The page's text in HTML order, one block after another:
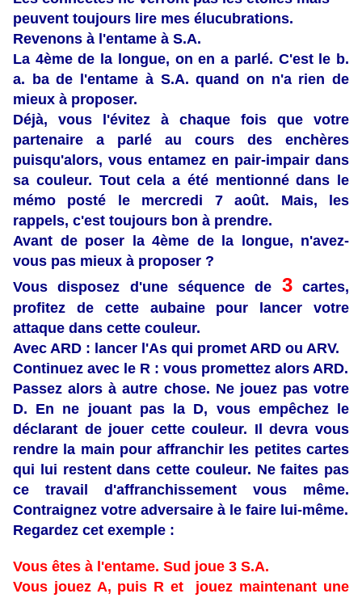
peuvent toujours lire mes élucubrations.
Revenons à l'entame à S.A.
La 4ème de la longue, on en a parlé. C'est le b.
a. ba de l'entame à S.A. quand on n'a rien de
mieux à proposer.
Déjà, vous l'évitez à chaque fois que votre
partenaire a parlé au cours des enchères
puisqu'alors, vous entamez en pair-impair dans
sa couleur. Tout cela a été mentionné dans le
mémo posté le mercredi 7 août. Mais, les
rappels, c'est toujours bon à prendre.
Avant de poser la 4ème de la longue, n'avez-
vous pas mieux à proposer ?
Vous disposez d'une séquence de 3cartes,
profitez de cette aubaine pour
lancer votre
attaque dans cette couleur.
Avec ARD : lancer l'As qui promet ARD ou ARV.
Continuez avec le R : vous promettez alors ARD.
Passez alors à autre chose. Ne jouez pas votre
D. En ne jouant pas la D, vous empêchez le
déclarant de jouer cette couleur. Il devra vous
rendre la main pour affranchir les petites cartes
qui lui restent dans cette couleur. Ne faites pas
ce travail d'affranchissement vous même.
Contraignez votre adversaire à le faire lui-même.
Regardez cet exemple :
Vous êtes à l'entame. Sud joue 3 S.A.
Vous jouez A, puis R et jouez maintenant une